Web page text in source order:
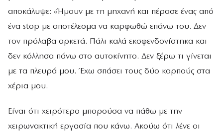
αποκάλυψε: «Ήμουν με τη μηχανή και πέρασε ένας από
ένα stop με αποτέλεσμα να καρφωθώ επάνω του. Δεν
τον πρόλαβα αρκετά. Πάλι καλά εκσφενδονίστηκα και
δεν κόλλησα πάνω στο αυτοκίνητο. Δεν ξέρω τι γίνεται
με τα πλευρά μου. Έχω σπάσει τους δύο καρπούς στα
χέρια μου.
Είναι ότι χειρότερο μπορούσα να πάθω με την
χειρωνακτική εργασία που κάνω. Ακούω ότι λένε οι